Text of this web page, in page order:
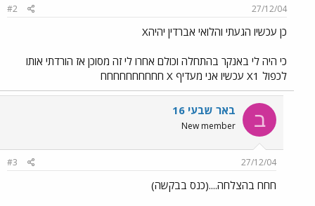
27/12/04
#2
כן עכשיו הגעתי והלואי אברדין יהיהX
כי היה לי באנקר בהתחלה וכולם אחרו לי זה מסוכן אז הורדתי אותו
לכפול X1 עכשיו אני מעדיף X חחחחחחחחחח
ב באר שבעי 16
New member
27/12/04
#3
חחח בהצלחה....(כנס בבקשה)